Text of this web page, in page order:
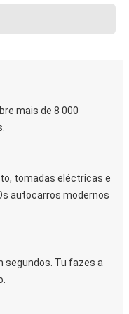
mais de 8 000
tomadas eléctricas e
autocarros modernos
segundos. Tu fazes a